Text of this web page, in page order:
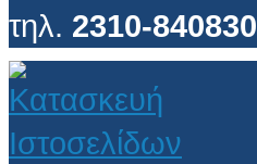
τηλ. 2310-840830